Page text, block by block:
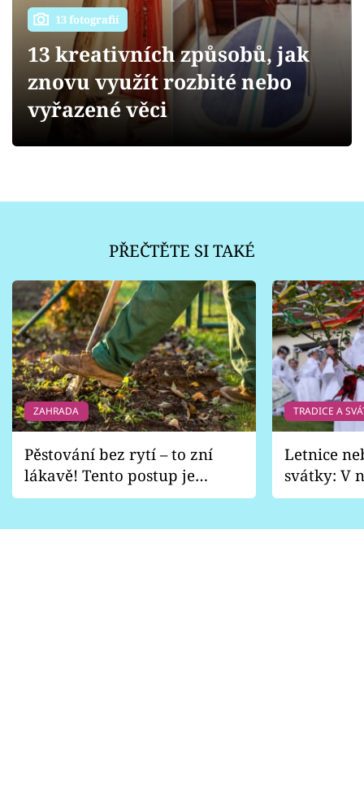
Přihlášení
Sledujte nás
13 fotografií
13 kreativních způsobů, jak
znovu využít rozbité nebo
vyřazené věci
PŘEČTĚTE SI TAKÉ
ZAHRADA
Pěstování bez rytí – to zní
lákavě! Tento postup je
vhodný jen pro některé
TRADICE A
Letnice
svátky: V
pondělí